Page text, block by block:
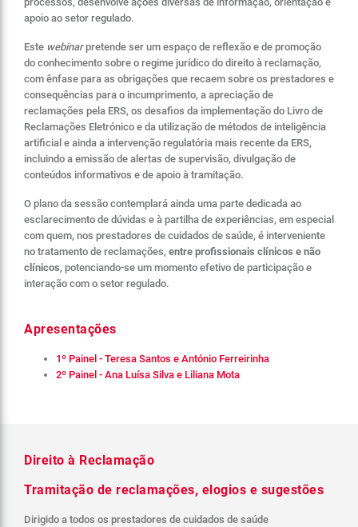
apoio ao setor regulado.
Este webinarpretende ser um espaço de reflexão e de promoção
do conhecimento sobre o regime jurídico do direito à reclamação,
com ênfase para as obrigações que recaem sobre os prestadores e
consequências para o incumprimento, a apreciação de
reclamações pela ERS, os desafios da implementação do Livro de
Reclamações Eletrónico e da utilização de métodos de inteligência
artificial e ainda a intervenção regulatória mais recente da ERS,
incluindo a emissão de alertas de supervisão, divulgação de
conteúdos informativos e de apoio à tramitação.
O plano da sessão contemplará ainda uma parte dedicada ao
esclarecimento de dúvidas e à partilha de experiências, em especial
com quem, nos prestadores de cuidados de saúde, é interveniente
no tratamento de reclamações, entre profissionais clínicos e não
clínicos, potenciando-se um momento efetivo de participação e
interação com o setor regulado.
Apresentações
1º Painel - Teresa Santos e António Ferreirinha
2º Painel - Ana Luísa Silva e Liliana Mota
Direito à Reclamação
Tramitação de reclamações, elogios e sugestões
Dirigido a todos os prestadores de cuidados de saúde